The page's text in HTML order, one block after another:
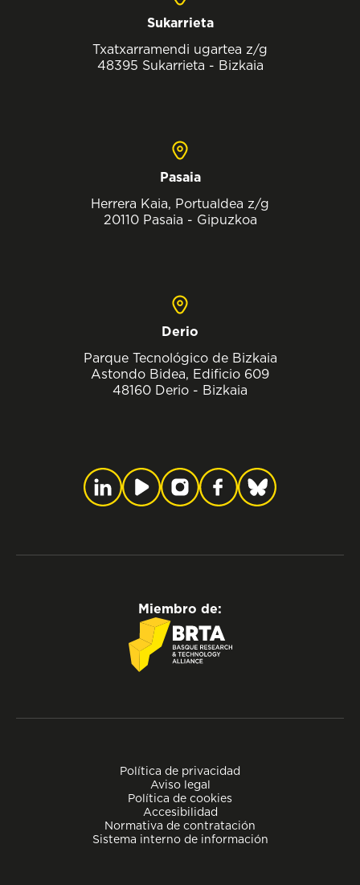
Sukarrieta
Txatxarramendi ugartea z/g
48395 Sukarrieta - Bizkaia
Pasaia
Herrera Kaia, Portualdea z/g
20110 Pasaia - Gipuzkoa
Derio
Parque Tecnológico de Bizkaia
Astondo Bidea, Edificio 609
48160 Derio - Bizkaia
Política de privacidad
Aviso legal
Política de cookies
Accesibilidad
Normativa de contratación
Sistema interno de información
Miembro de: